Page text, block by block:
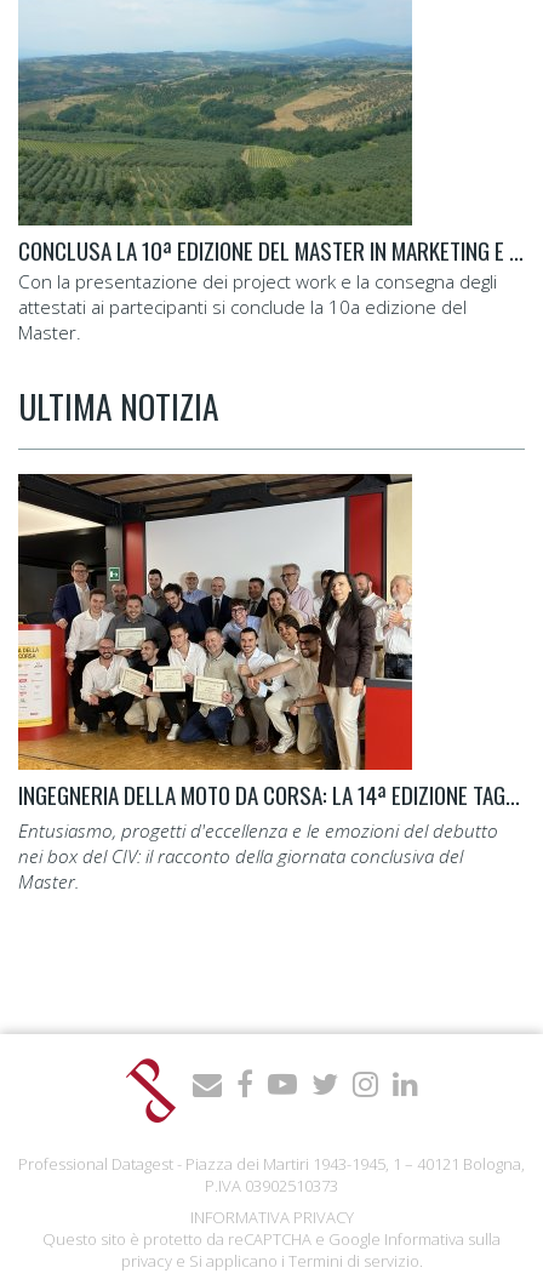
CONCLUSA LA 10ª EDIZIONE DEL MASTER IN MARKETING E COMUNICAZIONE D'IMPRESA DI BOLOGNA
Con la presentazione dei project work e la consegna degli
attestati ai partecipanti si conclude la 10a edizione del
Master.
ULTIMA NOTIZIA
INGEGNERIA DELLA MOTO DA CORSA: LA 14ª EDIZIONE TAGLIA IL TRAGUARDO.
Entusiasmo, progetti d'eccellenza e le emozioni del debutto
nei box del CIV: il racconto della giornata conclusiva del
Master.
Professional Datagest - Piazza dei Martiri 1943-1945, 1 – 40121 Bologna,
P.IVA 03902510373
INFORMATIVA PRIVACY
Questo sito è protetto da reCAPTCHA e Google Informativa sulla
privacye Si applicano i Termini di servizio.